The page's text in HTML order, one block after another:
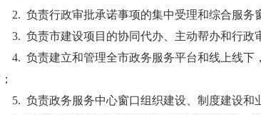
2. 负责行政审批承诺事项的集中受理和综合服务
3. 负责市建设项目的协同代办、主动帮办和行政
4. 负责建立和管理全市政务服务平台和线上线下
5. 负责政务服务中心窗口组织建设、制度建设和